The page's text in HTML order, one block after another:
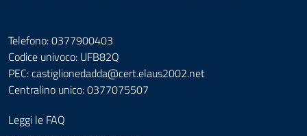
Telefono: 0377900403
Codice univoco: UFB82Q
PEC:castiglionedadda@cert.elaus2002.net
Centralino unico: 0377075507
Leggi le FAQ